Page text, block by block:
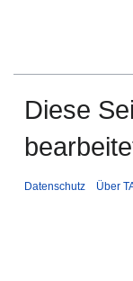
Diese
Datenschutz Über